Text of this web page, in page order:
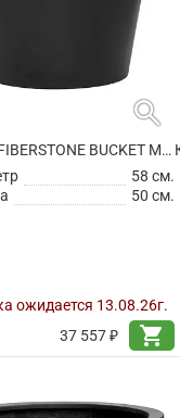
search
КАШПО FIBERSTONE BUCKET M BLACK
58 см.
50 см.
ожидается 13.08.26г.
37 557 ₽
shopping_cart